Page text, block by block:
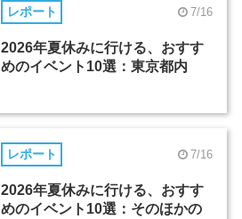
レポート 7/16
2026年夏休みに行ける、おすす
めのイベント10選：東京都内
レポート 7/16
2026年夏休みに行ける、おすす
めのイベント10選：そのほかの